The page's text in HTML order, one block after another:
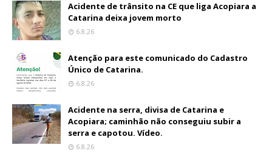
Acidente de trânsito na CE que liga Acopiara a
Catarina deixa jovem morto
6.8.26
Atenção para este comunicado do Cadastro
Único de Catarina.
6.8.26
Acidente na serra, divisa de Catarina e
Acopiara; caminhão não conseguiu subir a
serra e capotou. Vídeo.
6.8.26